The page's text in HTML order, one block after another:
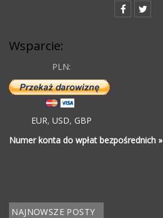
Wsparcie:
PLN:
EUR, USD, GBP
Numer konta do wpłat bezpośrednich »
NAJNOWSZE POSTY